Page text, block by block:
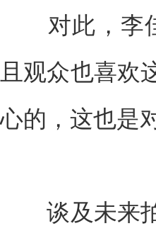
对此，李佳
且观众也喜欢
心的，这也是
谈及未来拍